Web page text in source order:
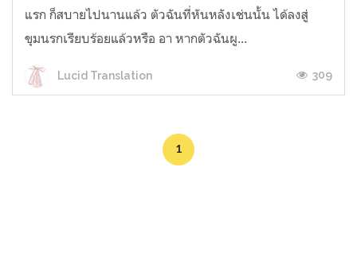
แรก ก็สบายไปนานแล้ว ตัวฉันที่หันหลังเช่นนั้น ได้ลงสู่
ขุมนรกเรียบร้อยแล้วหรือ อา หากตัวฉันผู...
Lucid Translation 309
1